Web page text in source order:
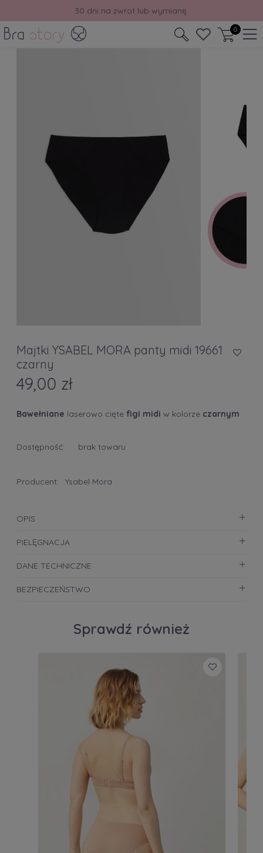
30 dni na zwrot lub wymianę.
0
Majtki YSABEL MORA panty midi 19661
czarny
49,00 zł
Bawełniane laserowo cięte figi midi w kolorze czarnym
Dostępność: brak towaru
Producent: Ysabel Mora
OPIS
PIELĘGNACJA
DANE TECHNICZNE
BEZPIECZEŃSTWO
Sprawdź również